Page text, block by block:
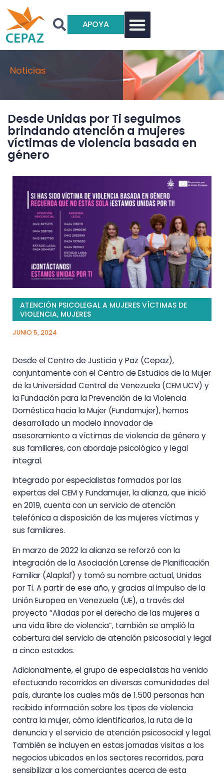
APOYA
Noticias
Desde Unidas por Ti seguimos
brindando atención a mujeres
víctimas de violencia basada en
género
ATENCIÓN PSICOLEGAL A MUJERES VÍCTIMAS DE
VIOLENCIA, MUJERES
JUNIO 5, 2024
Desde el Centro de Justicia y Paz (Cepaz),
conjuntamente con el Centro de Estudios de la Mujer
de la Universidad Central de Venezuela (CEM UCV) y
la Fundación para la Prevención de la Violencia
Doméstica hacia la Mujer (Fundamujer), hemos
desarrollado un modelo innovador de
asesoramiento a víctimas de violencia de género y
sus familiares, con abordaje psicológico y legal
integral.
Integrado por especialistas formados por las
expertas del CEM y Fundamujer, la alianza, que inició
en 2019, cuenta con un servicio de atención
telefónica a disposición de las mujeres víctimas y
sus familiares.
En marzo de 2022 la alianza se reforzó con la
integración de la Asociación Larense de Planificación
Familiar (Alaplaf) y tomó su nombre actual, Unidas
por Ti. A partir de ese año, y gracias al impulso de la
Unión Europea en Venezuela (UE), a través del
proyecto “Aliadas por el derecho de las mujeres a
una vida libre de violencia”, también se amplió la
cobertura del servicio de atención psicosocial y legal
a cinco estados.
Adicionalmente, el grupo de especialistas ha venido
efectuando recorridos en diversas comunidades del
país, durante los cuales más de 1.500 personas han
recibido información sobre los tipos de violencia
contra la mujer, cómo identificarlos, la ruta de la
denuncia y el servicio de atención psicosocial y legal.
También se incluyen en estas jornadas visitas a los
negocios ubicados en los sectores recorridos, para
sensibilizar a los comerciantes acerca de esta